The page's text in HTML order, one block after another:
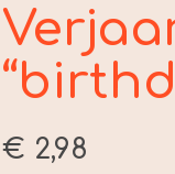
€ 2,98